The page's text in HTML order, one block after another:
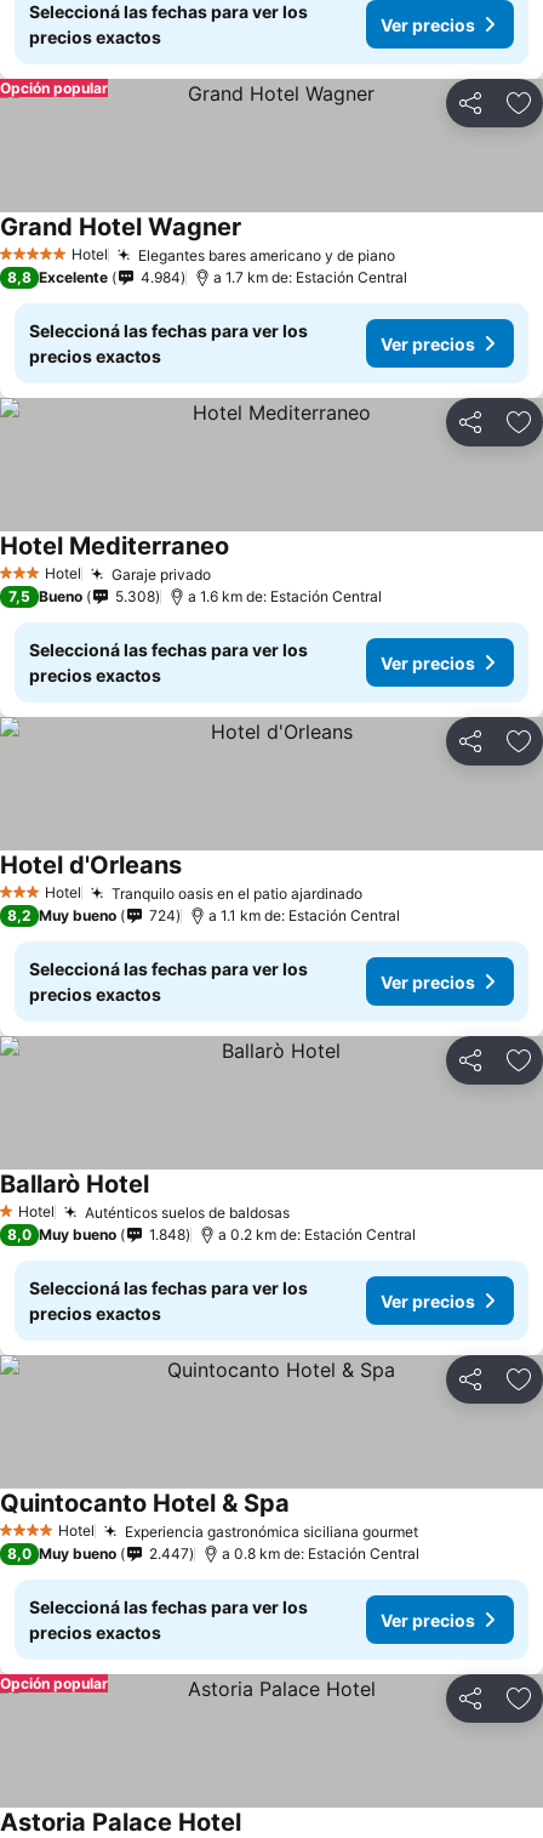
Seleccioná las fechas para ver los
precios exactos
Ver precios
Compartir
Opción popular
5 Estrellas Hotel Elegantes bares americano y de piano
Grand Hotel Wagner
8,8 Excelente 4.984 a 1.7 km de: Estación Central
Seleccioná las fechas para ver los
precios exactos
Ver precios
Compartir
3 Estrellas
Hotel Garaje privado
Hotel Mediterraneo
7,5 Bueno 5.308 a 1.6 km de: Estación Central
Seleccioná las fechas para ver los
precios exactos
Ver precios
Compartir
3 Estrellas
Hotel Tranquilo oasis en el patio ajardinado
Hotel d'Orleans
8,2 Muy bueno 724 a 1.1 km de: Estación Central
Seleccioná las fechas para ver los
precios exactos
Ver precios
Compartir
1 Estrellas
Hotel Auténticos suelos de baldosas
Ballarò Hotel
8,0 Muy bueno 1.848 a 0.2 km de: Estación Central
Seleccioná las fechas para ver los
precios exactos
Ver precios
Compartir
4 EstrellasHotel Experiencia gastronómica siciliana gourmet
Quintocanto Hotel & Spa
8,0 Muy bueno 2.447 a 0.8 km de: Estación Central
Seleccioná las fechas para ver los
precios exactos
Ver precios
Compartir
Opción popular
Astoria Palace Hotel